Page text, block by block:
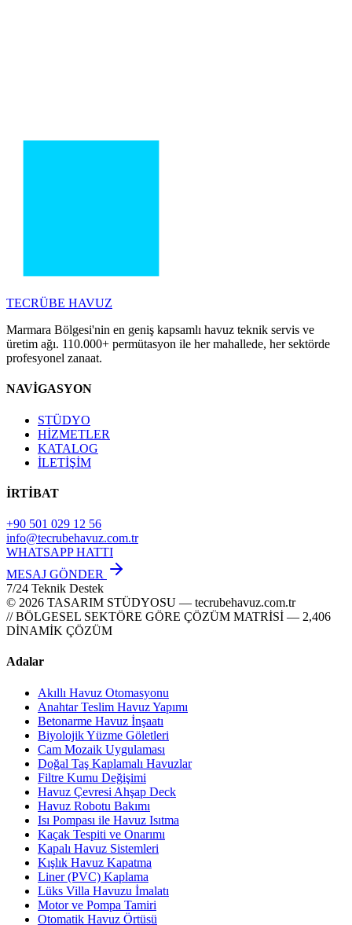
TECRÜBE HAVUZ
Marmara Bölgesi'nin en geniş kapsamlı havuz teknik servis ve
üretim ağı. 110.000+ permütasyon ile her mahallede, her sektörde
profesyonel zanaat.
NAVİGASYON
STÜDYO
HİZMETLER
KATALOG
İLETİŞİM
İRTİBAT
+90 501 029 12 56
info@tecrubehavuz.com.tr
WHATSAPP HATTI
MESAJ GÖNDER
7/24 Teknik Destek
© 2026 TASARIM STÜDYOSU — tecrubehavuz.com.tr
// BÖLGESEL SEKTÖRE GÖRE ÇÖZÜM MATRİSİ — 2,406
DİNAMİK ÇÖZÜM
Adalar
Akıllı Havuz Otomasyonu
Anahtar Teslim Havuz Yapımı
Betonarme Havuz İnşaatı
Biyolojik Yüzme Göletleri
Cam Mozaik Uygulaması
Doğal Taş Kaplamalı Havuzlar
Filtre Kumu Değişimi
Havuz Çevresi Ahşap Deck
Havuz Robotu Bakımı
Isı Pompası ile Havuz Isıtma
Kaçak Tespiti ve Onarımı
Kapalı Havuz Sistemleri
Kışlık Havuz Kapatma
Liner (PVC) Kaplama
Lüks Villa Havuzu İmalatı
Motor ve Pompa Tamiri
Otomatik Havuz Örtüsü